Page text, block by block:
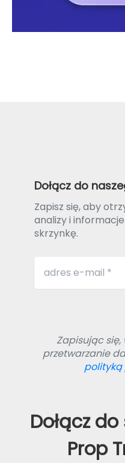
Dołącz do
Zapisz się, aby
analizy i
skrzynkę.
Zapisując się,
przetwarzanie
polityką
Dołącz
Prop